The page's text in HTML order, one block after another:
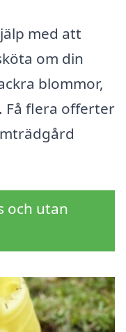
med att
om din
blommor,
Få flera offerter
och utan